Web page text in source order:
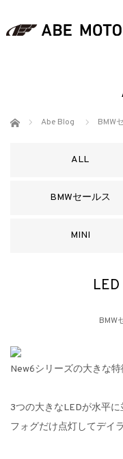
ホーム Abe Blog BMW
ALL
BMWセールス
MINI
BMW
New6シリーズの大きな特
3つの大きなLEDが水平に
フォグだけ点灯してデイ